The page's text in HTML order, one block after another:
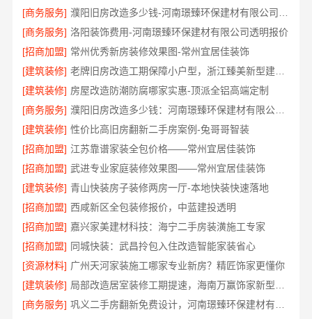
[商务服务]
[商务服务] 洛阳装饰费用-河南璟臻环保建材有限公司透明报价
[招商加盟] 常州优秀新房装修效果图-常州宜居佳装饰
[建筑装修]
老牌旧房改造工期保障小户型，浙江臻美新型建材有限公司高效完成
[建筑装修] 房屋改造防潮防腐哪家实惠-顶派全铝高端定制
[商务服务]
濮阳旧房改造多少钱：河南璟臻环保建材有限公司高性价比
[建筑装修] 性价比高旧房翻新二手房案例-兔哥哥智装
[招商加盟] 江苏靠谱家装全包价格——常州宜居佳装饰
[招商加盟] 武进专业家庭装修效果图——常州宜居佳装饰
[建筑装修] 青山快装房子装修两房一厅-本地快装快速落地
[招商加盟] 西咸新区全包装修报价，中蓝建投透明
[招商加盟] 嘉兴家美建材科技：海宁二手房装潢施工专家
[招商加盟] 同城快装：武昌拎包入住改造智能家装省心
[资源材料] 广州天河家装施工哪家专业新房？精匠饰家更懂你
[建筑装修]
[商务服务]